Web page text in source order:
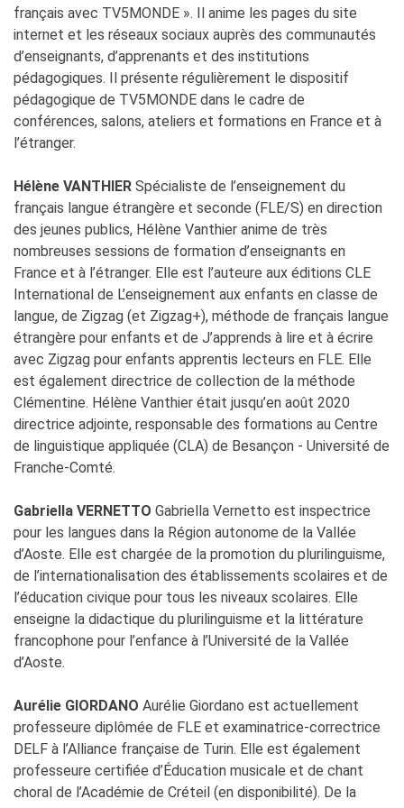
français avec TV5MONDE ». Il anime les pages du site
internet et les réseaux sociaux auprès des communautés
d’enseignants, d’apprenants et des institutions
pédagogiques. Il présente régulièrement le dispositif
pédagogique de TV5MONDE dans le cadre de
conférences, salons, ateliers et formations en France et à
l’étranger.
Hélène VANTHIER Spécialiste de l’enseignement du
français langue étrangère et seconde (FLE/S) en direction
des jeunes publics, Hélène Vanthier anime de très
nombreuses sessions de formation d’enseignants en
France et à l’étranger. Elle est l’auteure aux éditions CLE
International de L’enseignement aux enfants en classe de
langue, de Zigzag (et Zigzag+), méthode de français langue
étrangère pour enfants et de J’apprends à lire et à écrire
avec Zigzag pour enfants apprentis lecteurs en FLE. Elle
est également directrice de collection de la méthode
Clémentine. Hélène Vanthier était jusqu’en août 2020
directrice adjointe, responsable des formations au Centre
de linguistique appliquée (CLA) de Besançon - Université de
Franche-Comté.
Gabriella VERNETTO Gabriella Vernetto est inspectrice
pour les langues dans la Région autonome de la Vallée
d’Aoste. Elle est chargée de la promotion du plurilinguisme,
de l’internationalisation des établissements scolaires et de
l’éducation civique pour tous les niveaux scolaires. Elle
enseigne la didactique du plurilinguisme et la littérature
francophone pour l’enfance à l’Université de la Vallée
d’Aoste.
Aurélie GIORDANO Aurélie Giordano est actuellement
professeure diplômée de FLE et examinatrice-correctrice
DELF à l’Alliance française de Turin. Elle est également
professeure certifiée d’Éducation musicale et de chant
choral de l’Académie de Créteil (en disponibilité). De la